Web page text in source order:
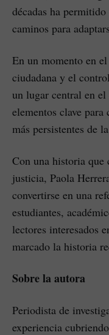
décadas ha
caminos para
En un momento en
ciudadana y el
un lugar central en
elementos clave
más persistentes de
Con una historia que
justicia, Paola
convertirse en una
estudiantes,
lectores interesados
marcado la historia
Sobre la autora
Periodista de
experiencia